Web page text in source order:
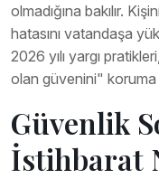
olmadığına bakılır.
hatasını vatandaşa
2026 yılı yargı
olan güvenini" koruma
Güvenlik
İstihbarat